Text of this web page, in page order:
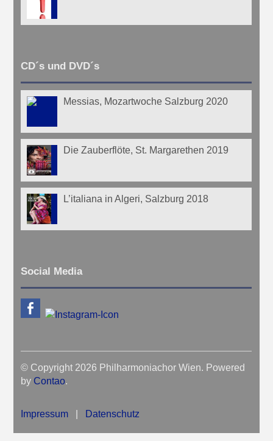
CD´s und DVD´s
Messias, Mozartwoche Salzburg 2020
Die Zauberflöte, St. Margarethen 2019
L’italiana in Algeri, Salzburg 2018
Social Media
© Copyright 2026 Philharmoniachor Wien. Powered
by Contao.
Impressum Datenschutz